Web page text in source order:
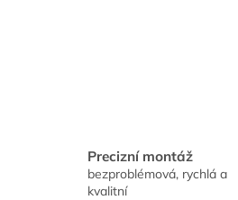
Precizní montáž
bezproblémová, rychlá a
kvalitní